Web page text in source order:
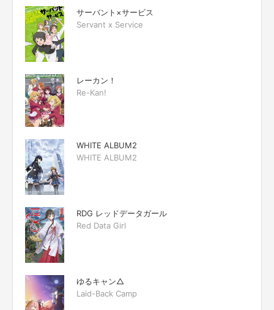
サーバント×サービス
Servant x Service
レーカン！
Re-Kan!
WHITE ALBUM2
WHITE ALBUM2
RDG レッドデータガール
Red Data Girl
ゆるキャン△
Laid-Back Camp